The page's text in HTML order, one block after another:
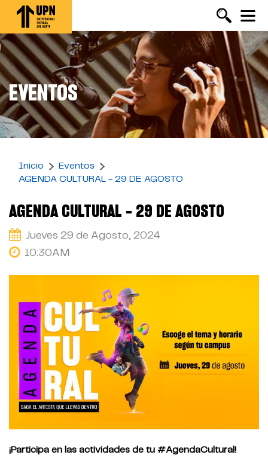
Pasar
contenido
principal
EVENTOS
Inicio
Eventos
AGENDA CULTURAL - 29 DE AGOSTO
AGENDA CULTURAL - 29 DE AGOSTO
Jueves 29 de Agosto, 2024
10:30AM
¡Participa en las actividades de tu #AgendaCultural!